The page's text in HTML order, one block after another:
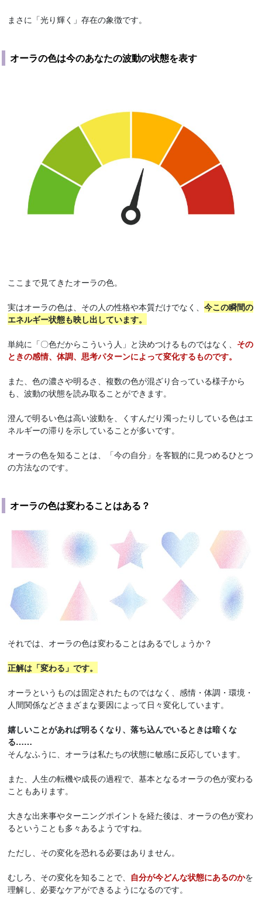
まさに「光り輝く」存在の象徴です。
オーラの色は今のあなたの波動の状態を表す
ここまで見てきたオーラの色。
実はオーラの色は、その人の性格や本質だけでなく、今この瞬間の
エネルギー状態も映し出しています。
単純に「〇色だからこういう人」と決めつけるものではなく、 その
ときの感情、体調、思考パターンによって変化するものです。
また、色の濃さや明るさ、複数の色が混ざり合っている様子から
も、波動の状態を読み取ることができます。
澄んで明るい色は高い波動を、くすんだり濁ったりしている色はエ
ネルギーの滞りを示していることが多いです。
オーラの色を知ることは、「今の自分」を客観的に見つめるひとつ
の方法なのです。
オーラの色は変わることはある？
それでは、オーラの色は変わることはあるでしょうか？
正解は「変わる」です。
オーラというものは固定されたものではなく、感情・体調・環境・
人間関係などさまざまな要因によって日々変化しています。
嬉しいことがあれば明るくなり、落ち込んでいるときは暗くな
る……
そんなふうに、オーラは私たちの状態に敏感に反応しています。
また、人生の転機や成長の過程で、基本となるオーラの色が変わる
こともあります。
大きな出来事やターニングポイントを経た後は、オーラの色が変わ
るということも多々あるようですね。
ただし、その変化を恐れる必要はありません。
むしろ、その変化を知ることで、 自分が今どんな状態にあるのかを
理解し、必要なケアができるようになるのです。